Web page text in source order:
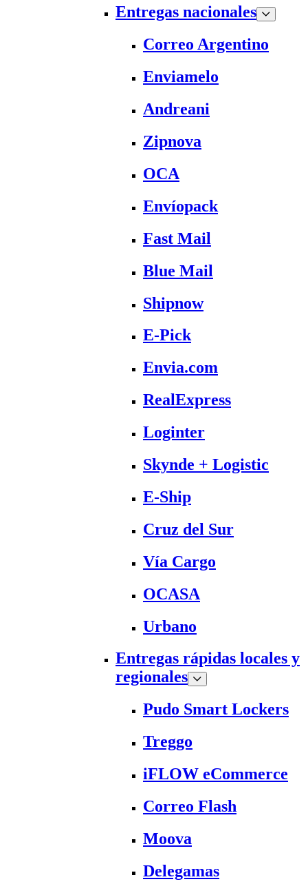
Entregas nacionales
Correo Argentino
Enviamelo
Andreani
Zipnova
OCA
Envíopack
Fast Mail
Blue Mail
Shipnow
E-Pick
Envia.com
RealExpress
Loginter
Skynde + Logistic
E-Ship
Cruz del Sur
Vía Cargo
OCASA
Urbano
Entregas rápidas locales y
regionales
Pudo Smart Lockers
Treggo
iFLOW eCommerce
Correo Flash
Moova
Delegamas